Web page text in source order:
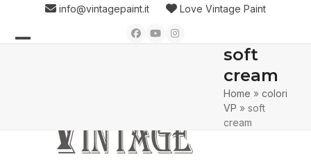
content
info@vintagepaint.it Love Vintage Paint
Facebook
YouTubeInstagram
soft
cream
Home »colori
VP »soft
cream